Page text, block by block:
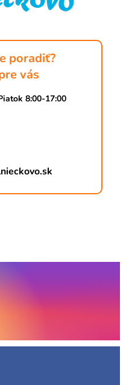
poradiť?
vás
8:00-17:00